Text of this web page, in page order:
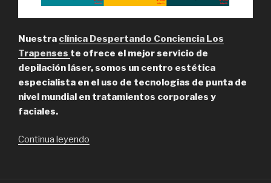
Nuestra clínica Despertando Conciencia Los
Trapenses te ofrece el mejor servicio de
depilación láser, somos un centro estética
especialista en el uso de tecnologías de punta de
nivel mundial en tratamientos corporales y
faciales.
Continua leyendo